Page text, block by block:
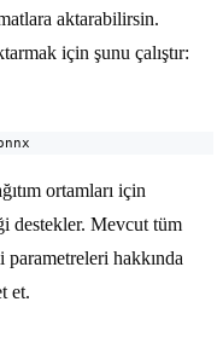
aktarabilirsin.
için şunu çalıştır:
ortamları için
destekler. Mevcut tüm
parametreleri hakkında
et.